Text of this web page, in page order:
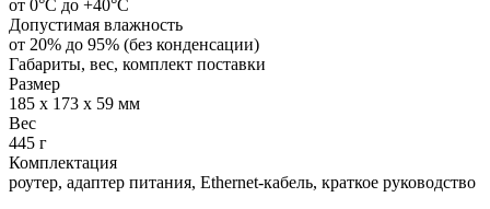
от 0°С до +40°С
Допустимая влажность
от 20% до 95% (без конденсации)
Габариты, вес, комплект поставки
Размер
185 x 173 x 59 мм
Вес
445 г
Комплектация
роутер, адаптер питания, Ethernet-кабель, краткое руководство